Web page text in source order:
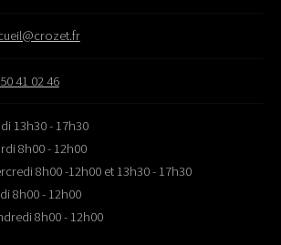
41 02 46
13h30 - 17h30
8h00 - 12h00
8h00 -12h00 et 13h30 - 17h30
8h00 - 12h00
8h00 - 12h00